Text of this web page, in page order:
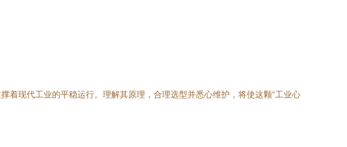
着现代工业的平稳运行。理解其原理，合理选型并悉心维护，将使这颗“工业心